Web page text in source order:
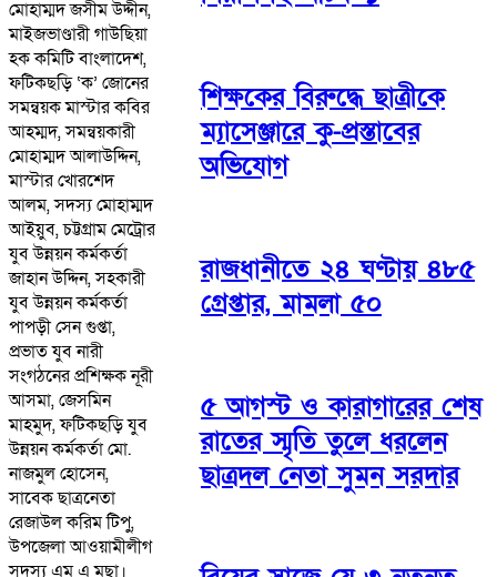
মোহাম্মদ জসীম উদ্দীন,
মাইজভাণ্ডারী গাউছিয়া
হক কমিটি বাংলাদেশ,
ফটিকছড়ি ‘ক’ জোনের
সমন্বয়ক মাস্টার কবির
আহম্মদ, সমন্বয়কারী
মোহাম্মদ আলাউদ্দিন,
মাস্টার খোরশেদ
আলম, সদস্য মোহাম্মদ
আইয়ুব, চট্টগ্রাম মেট্রোর
যুব উন্নয়ন কর্মকর্তা
জাহান উদ্দিন, সহকারী
যুব উন্নয়ন কর্মকর্তা
পাপড়ী সেন গুপ্তা,
প্রভাত যুব নারী
সংগঠনের প্রশিক্ষক নূরী
আসমা, জেসমিন
মাহমুদ, ফটিকছড়ি যুব
উন্নয়ন কর্মকর্তা মো.
নাজমুল হোসেন,
সাবেক ছাত্রনেতা
রেজাউল করিম টিপু,
উপজেলা আওয়ামীলীগ
সদস্য এম এ মুছা।
শিক্ষকের বিরুদ্ধে ছাত্রীকে
ম্যাসেঞ্জারে কু-প্রস্তাবের
অভিযোগ
রাজধানীতে ২৪ ঘণ্টায় ৪৮৫
গ্রেপ্তার, মামলা ৫০
৫ আগস্ট ও কারাগারের শেষ
রাতের স্মৃতি তুলে ধরলেন
ছাত্রদল নেতা সুমন সরদার